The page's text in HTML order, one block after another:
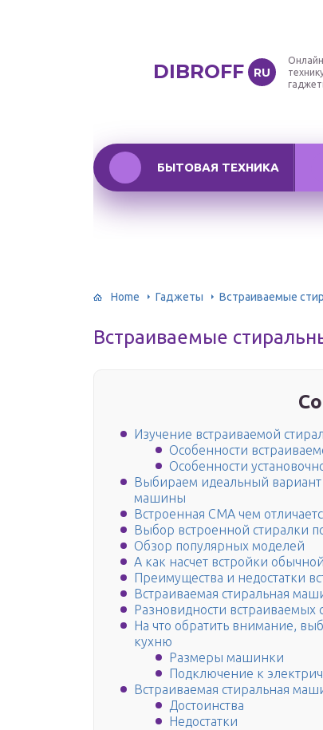
DIBROFF RU
БЫТОВАЯ ТЕХНИКА
Home Гаджеты Встраиваемые
Встраиваемые
Изучение встраиваемой
Особенности
Особенности
Выбираем идеальный вариант
машины
Встроенная СМА чем
Выбор встроенной стиралки
Обзор популярных моделей
А как насчет встройки
Преимущества и недостатки
Встраиваемая стиральная
Разновидности
На что обратить внимание,
кухню
Размеры машинки
Подключение к
Встраиваемая стиральная
Достоинства
Недостатки